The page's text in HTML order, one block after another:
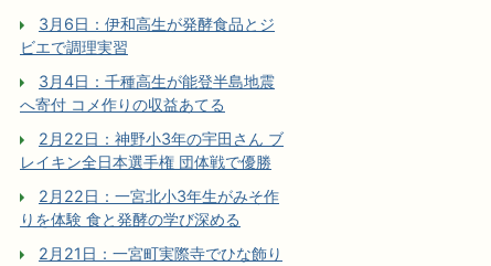
3月6日：伊和高生が発酵食品とジ
ビエで調理実習
3月4日：千種高生が能登半島地震
へ寄付 コメ作りの収益あてる
2月22日：神野小3年の宇田さん ブ
レイキン全日本選手権 団体戦で優勝
2月22日：一宮北小3年生がみそ作
りを体験 食と発酵の学び深める
2月21日：一宮町実際寺でひな飾り